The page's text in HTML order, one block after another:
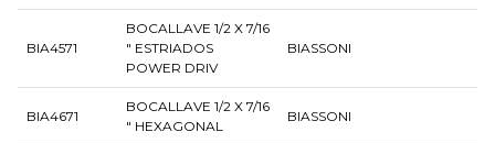
BIA4571
BOCALLAVE 1/2 X 7/16
" ESTRIADOS
POWER DRIV
BIASSONI
BIA4671
BOCALLAVE 1/2 X 7/16
" HEXAGONAL
BIASSONI